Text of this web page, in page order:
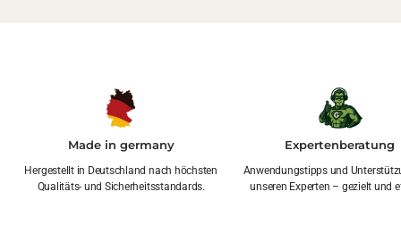
Made in germany
Hergestellt in Deutschland nach höchsten
Qualitäts- und Sicherheitsstandards.
Expertenberatung
Anwendungstipps und
unseren Experten – gezielt und